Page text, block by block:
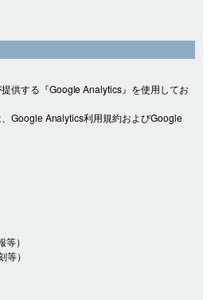
供する『Google Analytics』を使用してお
Google Analytics利用規約およびGoogle
）
）